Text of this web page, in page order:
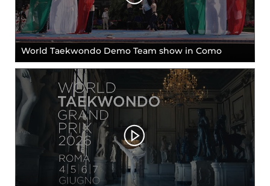
World Taekwondo Demo Team show in Como